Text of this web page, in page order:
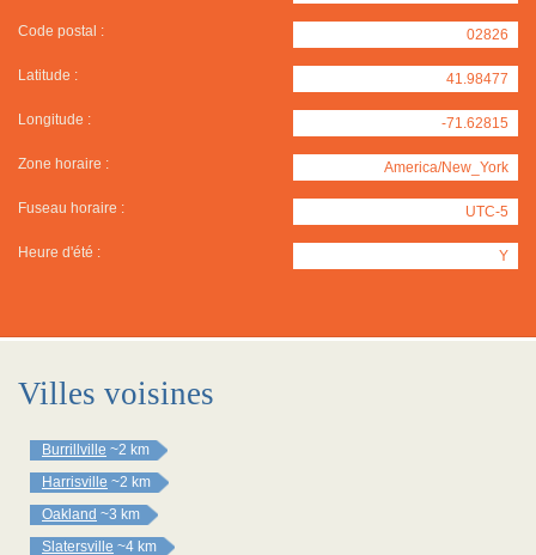
Code postal : 02826
Latitude : 41.98477
Longitude : -71.62815
Zone horaire : America/New_York
Fuseau horaire : UTC-5
Heure d'été : Y
Villes voisines
Burrillville ~2 km
Harrisville ~2 km
Oakland ~3 km
Slatersville ~4 km